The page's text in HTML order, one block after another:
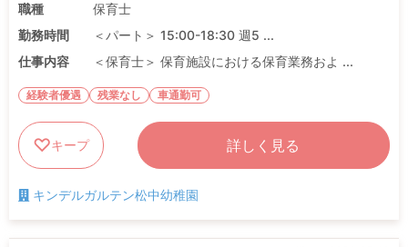
職種
保育士
勤務時間
＜パート＞ 15:00-18:30 週5 ...
仕事内容
＜保育士＞ 保育施設における保育業務およ ...
経験者優遇 残業なし 車通勤可
キープ 詳しく見る
キンデルガルテン松中幼稚園